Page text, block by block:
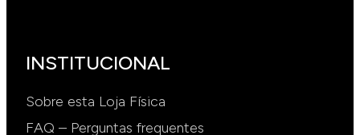
INSTITUCIONAL
Sobre esta Loja Física
FAQ – Perguntas frequentes